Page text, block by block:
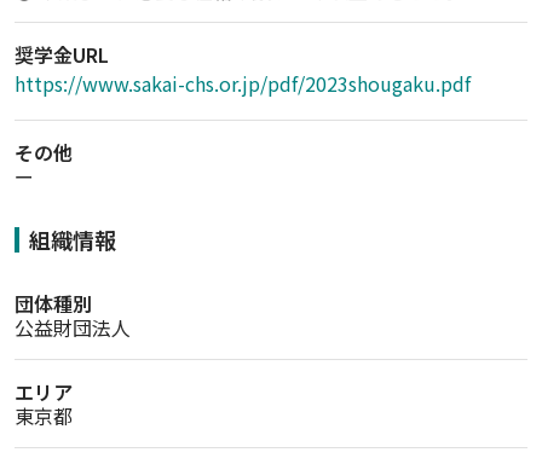
奨学金URL
https://www.sakai-chs.or.jp/pdf/2023shougaku.pdf
その他
ー
組織情報
団体種別
公益財団法人
エリア
東京都